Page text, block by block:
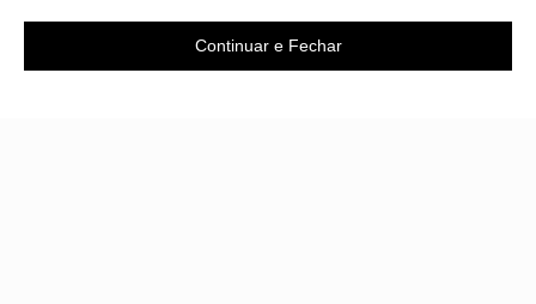
Continuar e Fechar